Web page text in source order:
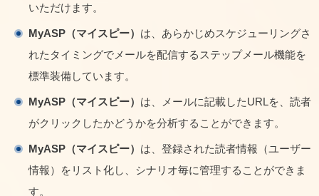
いただけます。
MyASP（マイスピー） は、あらかじめスケジューリングさ
れたタイミングでメールを配信するステップメール機能を
標準装備しています。
MyASP（マイスピー） は、メールに記載したURLを、読者
がクリックしたかどうかを分析することができます。
MyASP（マイスピー） は、登録された読者情報（ユーザー
情報）をリスト化し、シナリオ毎に管理することができま
す。